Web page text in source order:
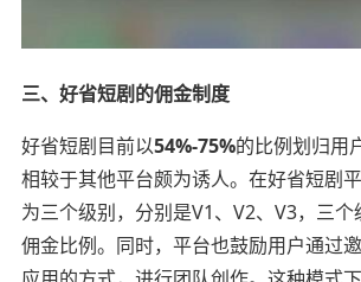
三、好省短剧的佣金制度
好省短剧目前以54%-75%的比例划归用
相较于其他平台颇为诱人。在好省短剧
为三个级别，分别是V1、V2、V3，三
佣金比例。同时，平台也鼓励用户通过